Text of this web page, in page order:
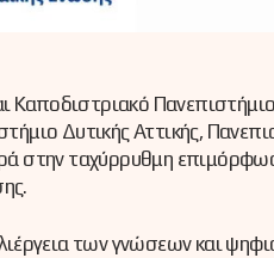
Καποδιστριακό
Δυτικής Αττικής,
στην ταχύρρυθμη
των γνώσεων και